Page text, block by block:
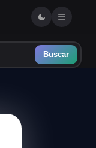
Buscar